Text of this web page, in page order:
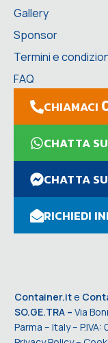
Gallery
Sponsor
Termini e
FAQ
CHIAMACI
CHATTA SU
CHATTA SU
RICHIEDI
Container.it e
SO.GE.TRA – Via
Parma – Italy –